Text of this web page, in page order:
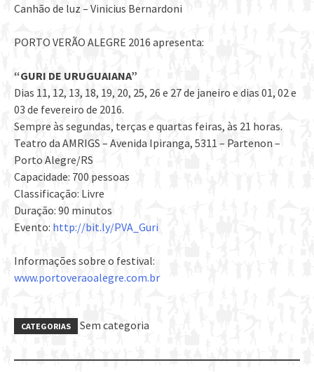
Canhão de luz – Vinicius Bernardoni
PORTO VERÃO ALEGRE 2016 apresenta:
“GURI DE URUGUAIANA”
Dias 11, 12, 13, 18, 19, 20, 25, 26 e 27 de janeiro e dias 01, 02 e
03 de fevereiro de 2016.
Sempre às segundas, terças e quartas feiras, às 21 horas.
Teatro da AMRIGS – Avenida Ipiranga, 5311 – Partenon –
Porto Alegre/RS
Capacidade: 700 pessoas
Classificação: Livre
Duração: 90 minutos
Evento: http://bit.ly/PVA_Guri
Informações sobre o festival:
www.portoveraoalegre.com.br
CATEGORIAS Sem categoria